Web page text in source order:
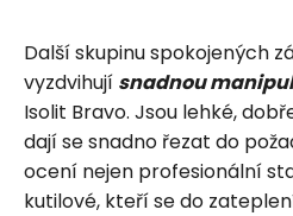
Další skupinu spokojených
vyzdvihují snadnou
Isolit Bravo. Jsou lehké,
dají se snadno řezat do
ocení nejen profesionální
kutilové, kteří se do